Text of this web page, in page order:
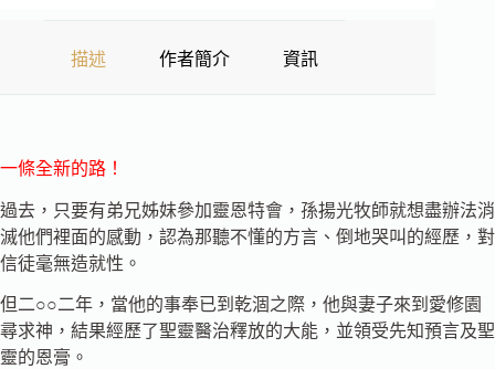
描述 作者簡介 資訊
一條全新的路！
過去，只要有弟兄姊妹參加靈恩特會，孫揚光牧師就想盡辦法消
滅他們裡面的感動，認為那聽不懂的方言、倒地哭叫的經歷，對
信徒毫無造就性。
但二○○二年，當他的事奉已到乾涸之際，他與妻子來到愛修園
尋求神，結果經歷了聖靈醫治釋放的大能，並領受先知預言及聖
靈的恩膏。